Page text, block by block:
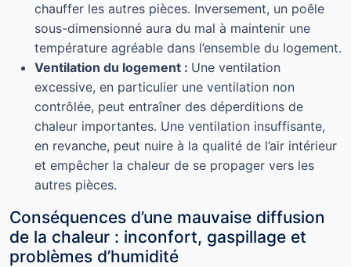
chauffer les autres pièces. Inversement, un poêle
sous-dimensionné aura du mal à maintenir une
température agréable dans l’ensemble du logement.
Ventilation du logement : Une ventilation
excessive, en particulier une ventilation non
contrôlée, peut entraîner des déperditions de
chaleur importantes. Une ventilation insuffisante,
en revanche, peut nuire à la qualité de l’air intérieur
et empêcher la chaleur de se propager vers les
autres pièces.
Conséquences d’une mauvaise diffusion
de la chaleur : inconfort, gaspillage et
problèmes d’humidité